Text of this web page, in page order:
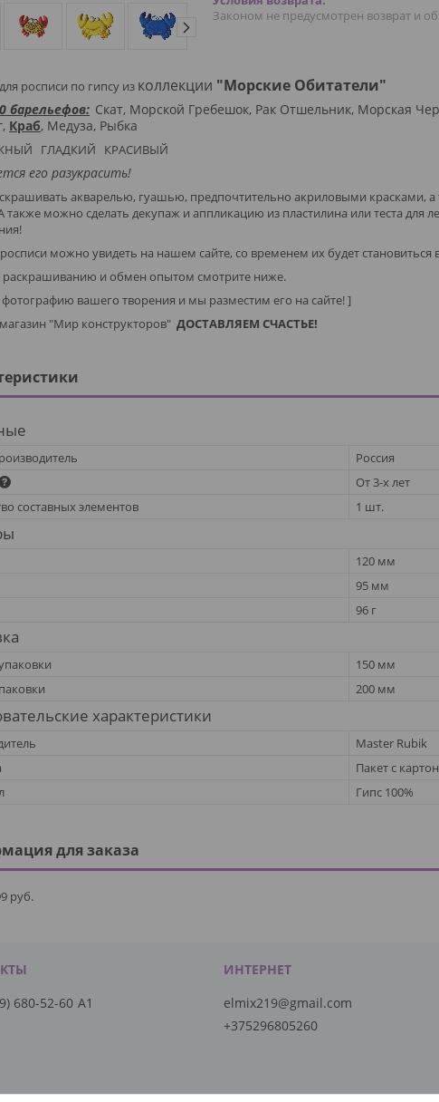
Законом не предусмотрен возврат и
росписи по гипсу из коллекции "Морские Обитатели"
барельефов: Скат, Морской Гребешок, Рак Отшельник, Морская
Краб, Медуза, Рыбка
ГЛАДКИЙ КРАСИВЫЙ
его разукрасить!
акварелью, гуашью, предпочтительно акриловыми красками,
также можно сделать декупаж и аппликацию из пластилина или теста для
можно увидеть на нашем сайте, со временем их будет становиться
раскрашиванию и обмен опытом смотрите ниже.
фотографию вашего творения и мы разместим его на сайте! ]
"Мир конструкторов" ДОСТАВЛЯЕМ СЧАСТЬЕ!
Россия
От 3-х лет
составных элементов
1 шт.
120 мм
95 мм
96 г
150 мм
200 мм
характеристики
Master Rubik
Пакет с
Гипс 100%
для заказа
руб.
680-52-60 А1
elmix219@gmail.com
+375296805260